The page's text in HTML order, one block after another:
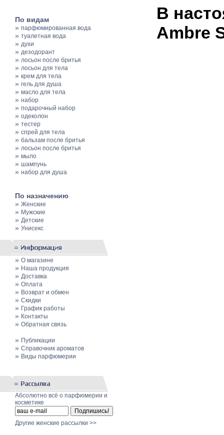
По видам
» парфюмированная вода
» туалетная вода
» духи
» дезодорант
» лосьон после бритья
» лосьон для тела
» крем для тела
» гель для душа
» масло для тела
» набор
» подарочный набор
» одеколон
» тестер
» спрей для тела
» бальзам после бритья
» лосьон после бритья
» мыло
» шампунь
» набор для душа
По назначению
» Женские
» Мужские
» Детские
» Унисекс
» О магазине
» Наша продукция
» Доставка
» Оплата
» Возврат и обмен
» Скидки
» График работы
» Контакты
» Обратная связь
» Публикации
» Cправочник ароматов
» Виды парфюмерии
Абсолютно всё о парфюмерии и
косметике
Другие женские рассылки >>
В
Ambre